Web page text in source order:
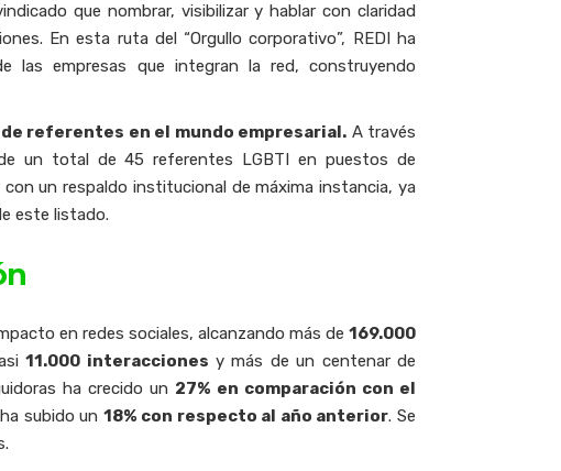
que nombrar, visibilizar y hablar con claridad
En esta ruta del “Orgullo corporativo”, REDI ha
las empresas que integran la red, construyendo
referentes en el mundo empresarial. A través
un total de 45 referentes LGBTI en puestos de
un respaldo institucional de máxima instancia, ya
este listado.
en redes sociales, alcanzando más de 169.000
11.000 interacciones y más de un centenar de
ha crecido un 27% en comparación con el
subido un 18% con respecto al año anterior. Se